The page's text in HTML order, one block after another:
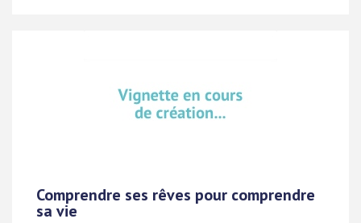
Comprendre ses rêves pour comprendre
sa vie